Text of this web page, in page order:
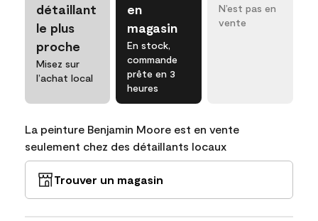
détaillant
le plus
proche
Misez sur
l’achat local
en
magasin
En stock,
commande
prête en 3
heures
N’est pas en
vente
La peinture Benjamin Moore est en vente
seulement chez des détaillants locaux
Trouver un magasin